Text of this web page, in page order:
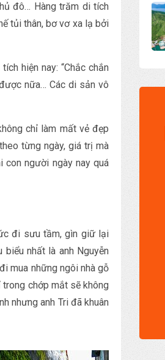
đô… Hàng trăm di tích
tủi thân, bơ vơ xa lạ bởi
hiện nay: “Chắc chắn
nữa… Các di sản vô
chỉ làm mất vẻ đẹp
từng ngày, giá trị mà
con người ngày nay quá
đi sưu tầm, gìn giữ lại
nhất là anh Nguyễn
mua những ngôi nhà gỗ
chớp mắt sẽ không
nhưng anh Tri đã khuân